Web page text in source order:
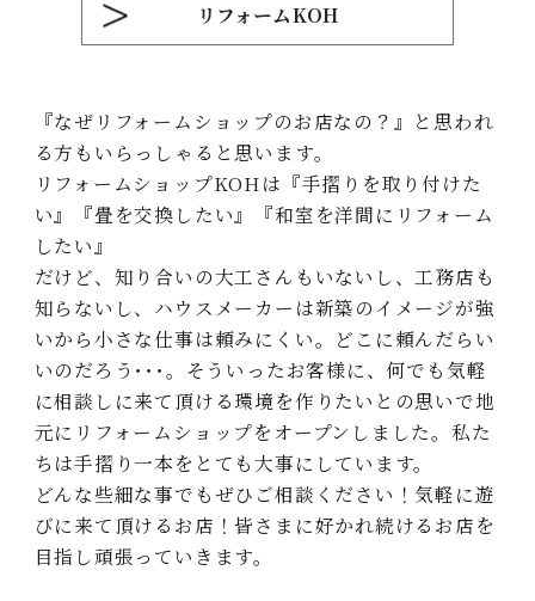
リフォームKOH
『なぜリフォームショップのお店なの？』と思われ
る⽅もいらっしゃると思います。
リフォームショップKOHは『⼿摺りを取り付けた
い』『畳を交換したい』『和室を洋間にリフォーム
したい』
だけど、知り合いの⼤⼯さんもいないし、⼯務店も
知らないし、ハウスメーカーは新築のイメージが強
いから⼩さな仕事は頼みにくい。どこに頼んだらい
いのだろう･･･。そういったお客様に、何でも気軽
に相談しに来て頂ける環境を作りたいとの思いで地
元にリフォームショップをオープンしました。私た
ちは⼿摺り⼀本をとても⼤事にしています。
どんな些細な事でもぜひご相談ください！気軽に遊
びに来て頂けるお店！皆さまに好かれ続けるお店を
⽬指し頑張っていきます。